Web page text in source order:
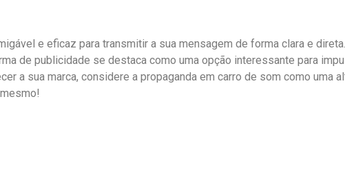
e eficaz para transmitir a sua mensagem de forma clara e
de publicidade se destaca como uma opção interessante para
a sua marca, considere a propaganda em carro de som como uma